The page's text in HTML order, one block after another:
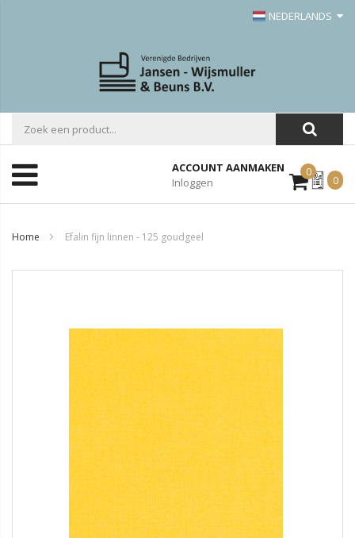
NEDERLANDS
ACCOUNT AANMAKEN
Inloggen
0Mijn
Offerte
0
Home Efalin fijn linnen - 125 goudgeel